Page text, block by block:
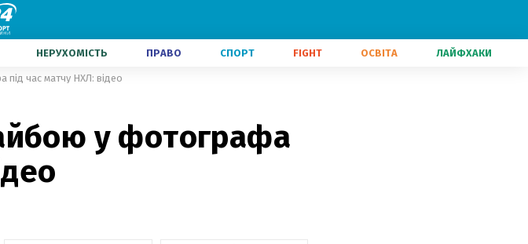
НЕРУХОМІСТЬ ПРАВО СПОРТ FIGHT ОСВІТА ЛАЙФХАКИ
час матчу НХЛ: відео
у фотографа